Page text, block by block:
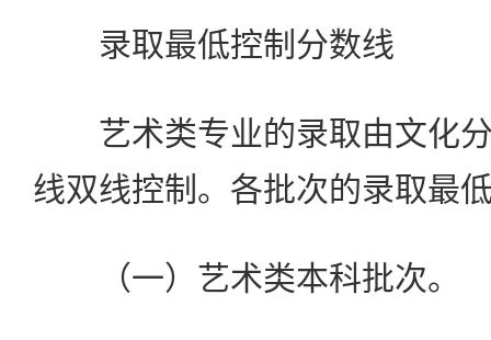
录取最低控制分数线
艺术类专业的录取由文化分
线双线控制。各批次的录取最
（一）艺术类本科批次。